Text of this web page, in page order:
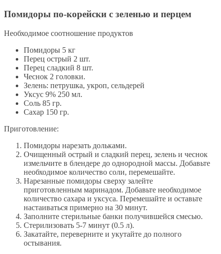
Помидоры по-корейски с зеленью и перцем
Необходимое соотношение продуктов
Помидоры 5 кг
Перец острый 2 шт.
Перец сладкий 8 шт.
Чеснок 2 головки.
Зелень: петрушка, укроп, сельдерей
Уксус 9% 250 мл.
Соль 85 гр.
Сахар 150 гр.
Приготовление:
Помидоры нарезать дольками.
Очищенный острый и сладкий перец, зелень и чеснок
измельчите в блендере до однородной массы. Добавьте
необходимое количество соли, перемешайте.
Нарезанные помидоры сверху залейте
приготовленным маринадом. Добавьте необходимое
количество сахара и уксуса. Перемешайте и оставьте
настаиваться примерно на 30 минут.
Заполните стерильные банки получившейся смесью.
Стерилизовать 5-7 минут (0.5 л).
Закатайте, переверните и укутайте до полного
остывания.